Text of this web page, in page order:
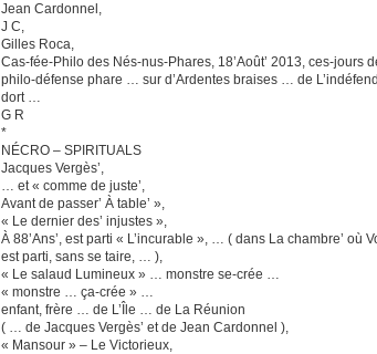
Jean Cardonnel,
J C,
Gilles Roca,
Cas-fée-Philo des Nés-nus-Phares, 18’Août’ 2013, ces-jours
philo-défense phare … sur d’Ardentes braises … de
dort …
G R
*
NÉCRO – SPIRITUALS
Jacques Vergès’,
… et « comme de juste’,
Avant de passer’ À table’ »,
« Le dernier des’ injustes »,
À 88’Ans’, est parti « L’incurable », … ( dans La chambre’ où
est parti, sans se taire, … ),
« Le salaud Lumineux » … monstre se-crée …
« monstre … ça-crée » …
enfant, frère … de L’Île … de La Réunion
( … de Jacques Vergès’ et de Jean Cardonnel ),
« Mansour » – Le Victorieux,